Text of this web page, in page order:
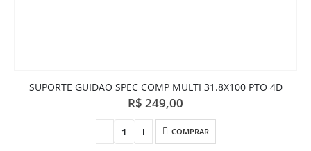
SUPORTE GUIDAO SPEC COMP MULTI 31.8X100 PTO 4D
R$ 249,00
COMPRAR